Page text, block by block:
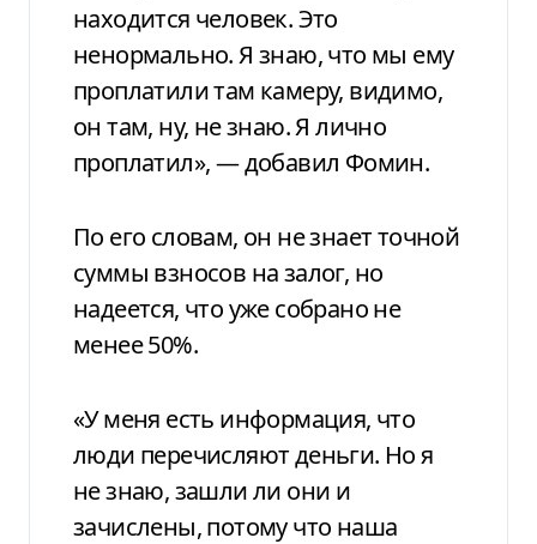
находится человек. Это
ненормально. Я знаю, что мы ему
проплатили там камеру, видимо,
он там, ну, не знаю. Я лично
проплатил», — добавил Фомин.
По его словам, он не знает точной
суммы взносов на залог, но
надеется, что уже собрано не
менее 50%.
«У меня есть информация, что
люди перечисляют деньги. Но я
не знаю, зашли ли они и
зачислены, потому что наша